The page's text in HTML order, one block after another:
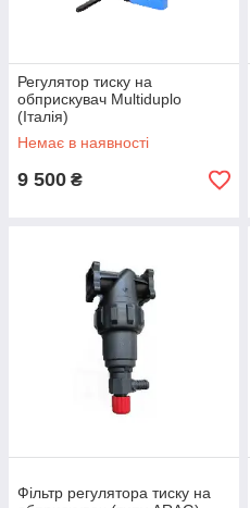
Регулятор тиску на
обприскувач Multiduplo
(Італія)
Немає в наявності
9 500 ₴
Фільтр регулятора тиску на